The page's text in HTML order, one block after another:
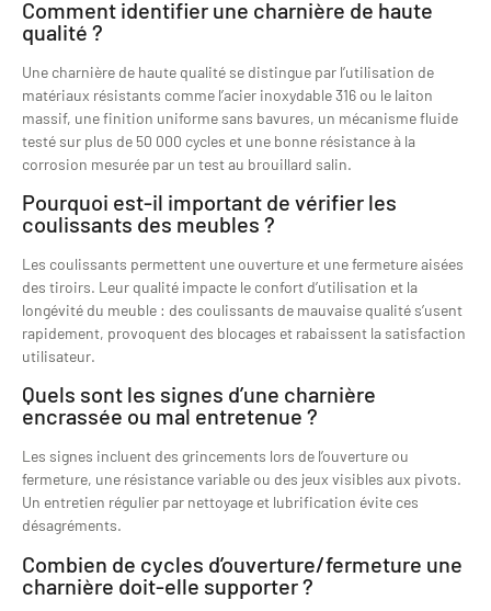
Comment identifier une charnière de haute
qualité ?
Une charnière de haute qualité se distingue par l’utilisation de
matériaux résistants comme l’acier inoxydable 316 ou le laiton
massif, une finition uniforme sans bavures, un mécanisme fluide
testé sur plus de 50 000 cycles et une bonne résistance à la
corrosion mesurée par un test au brouillard salin.
Pourquoi est-il important de vérifier les
coulissants des meubles ?
Les coulissants permettent une ouverture et une fermeture aisées
des tiroirs. Leur qualité impacte le confort d’utilisation et la
longévité du meuble : des coulissants de mauvaise qualité s’usent
rapidement, provoquent des blocages et rabaissent la satisfaction
utilisateur.
Quels sont les signes d’une charnière
encrassée ou mal entretenue ?
Les signes incluent des grincements lors de l’ouverture ou
fermeture, une résistance variable ou des jeux visibles aux pivots.
Un entretien régulier par nettoyage et lubrification évite ces
désagréments.
Combien de cycles d’ouverture/fermeture une
charnière doit-elle supporter ?